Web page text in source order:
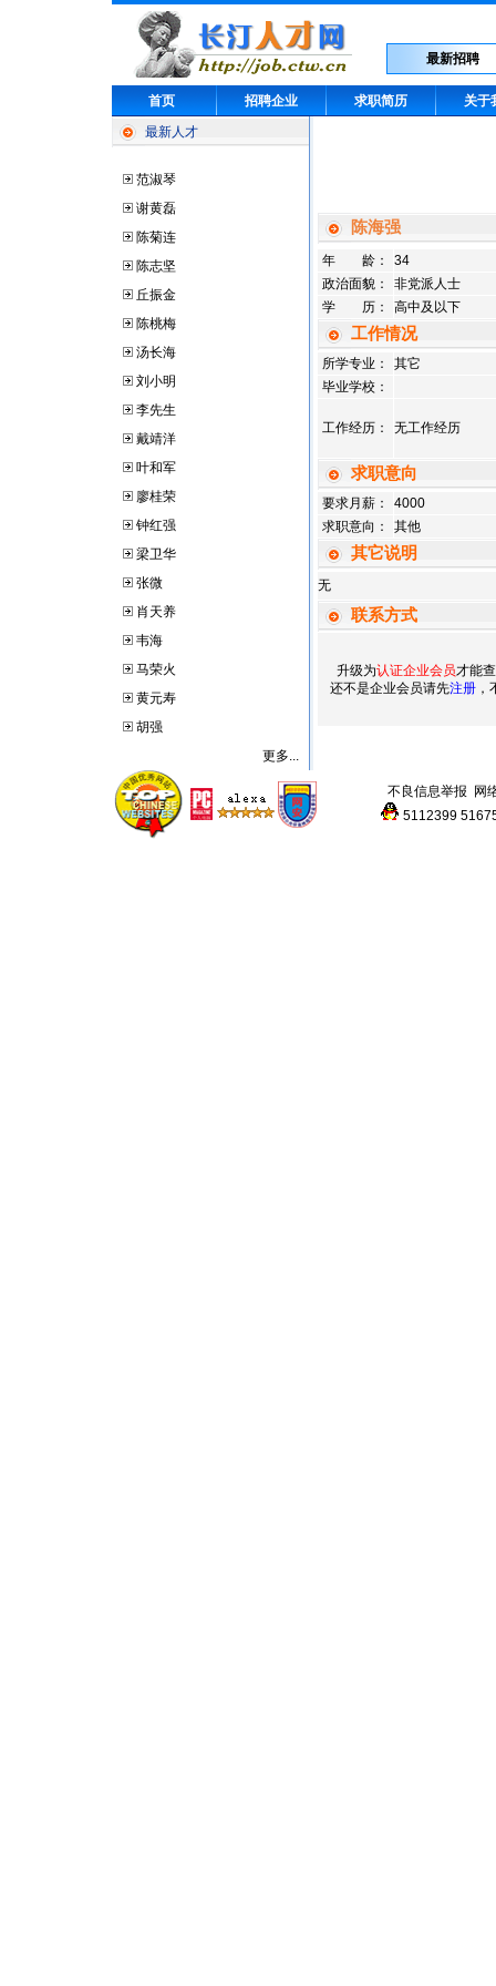
最新招聘
首页 招聘企业 求职简历
关于
最新人才
范淑琴
谢黄磊
陈菊连
陈志坚
丘振金
陈桃梅
汤长海
刘小明
李先生
戴靖洋
叶和军
廖桂荣
钟红强
梁卫华
张微
肖天养
韦海
马荣火
黄元寿
胡强
更多...
陈海强
年 龄：
34
政治面貌：
非党派人士
学 历：
高中及以下
工作情况
所学专业：
其它
毕业学校：
工作经历： 无工作经历
求职意向
要求月薪：
4000
求职意向：
其他
其它说明
无
联系方式
升级为认证企业会员才能
还不是企业会员请先注册
不良信息举报 网
5112399